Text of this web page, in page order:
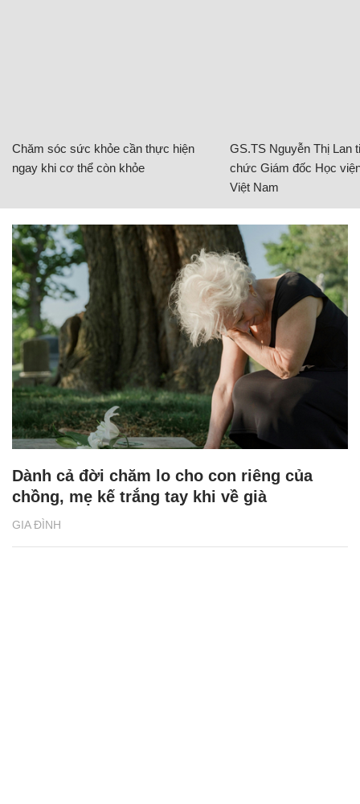
Chăm sóc sức khỏe cần thực hiện
ngay khi cơ thể còn khỏe
GS.TS Nguyễn Thị Lan
chức Giám đốc Học
Việt Nam
GIA ĐÌNH
Dành cả đời chăm lo cho con riêng của
chồng, mẹ kế trắng tay khi về già